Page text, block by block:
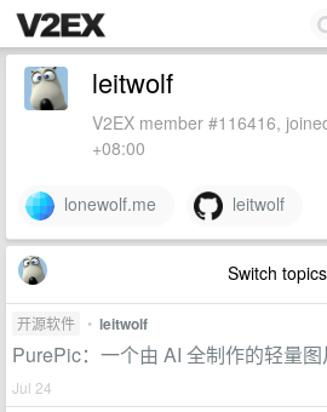
leitwolf
V2EX member #116416,
+08:00
lonewolf.me leitwolf
Switch
开源软件 • leitwolf
PurePic：一个由 AI 全制作的轻量
Jul 24